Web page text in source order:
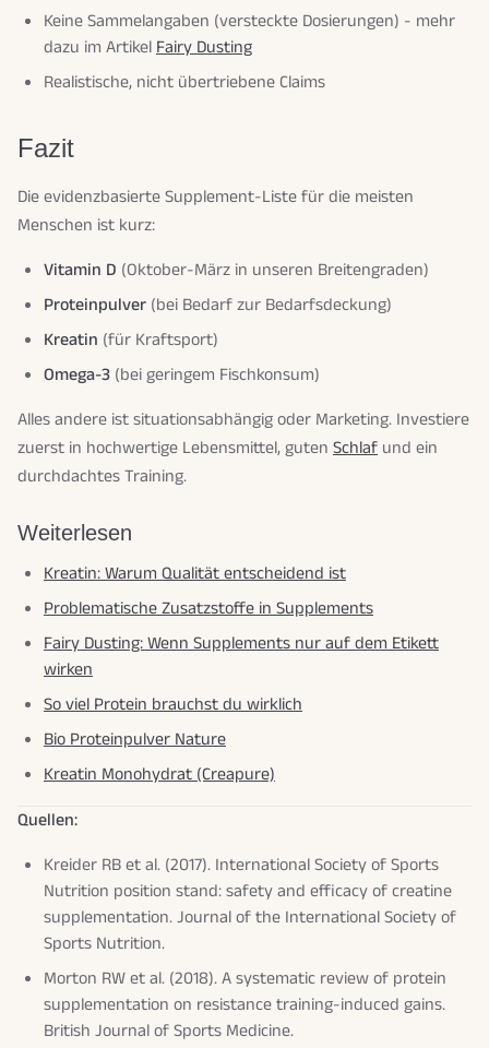
Keine Sammelangaben (versteckte Dosierungen) - mehr
dazu im ArtikelFairy Dusting
Realistische, nicht übertriebene Claims
Fazit
Die evidenzbasierte Supplement-Liste für die meisten
Menschen ist kurz:
Vitamin D (Oktober-März in unseren Breitengraden)
Proteinpulver (bei Bedarf zur Bedarfsdeckung)
Kreatin (für Kraftsport)
Omega-3 (bei geringem Fischkonsum)
Alles andere ist situationsabhängig oder Marketing. Investiere
zuerst in hochwertige Lebensmittel, guten Schlaf und ein
durchdachtes Training.
Weiterlesen
Kreatin: Warum Qualität entscheidend ist
Problematische Zusatzstoffe in Supplements
Fairy Dusting: Wenn Supplements nur auf dem Etikett
wirken
So viel Protein brauchst du wirklich
Bio Proteinpulver Nature
Kreatin Monohydrat (Creapure)
Quellen:
Kreider RB et al. (2017). International Society of Sports
Nutrition position stand: safety and efficacy of creatine
supplementation.Journal of the International Society of
Sports Nutrition.
Morton RW et al. (2018). A systematic review of protein
supplementation on resistance training-induced gains.
British Journal of Sports Medicine.